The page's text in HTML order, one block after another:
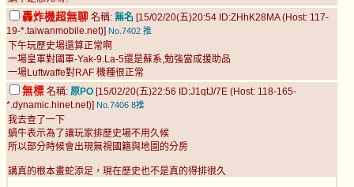
轟炸機超無聊 名稱: 無名 [15/02/20(五)20:54 ID:ZHhK28MA (Host: 117-
19-*.taiwanmobile.net)] No.7402 推
下午玩歷史場還算正常啊
一場皇軍對國軍-Yak-9.La-5還是蘇系,勉強當成援助品
一場Luftwaffe對RAF 機種很正常
無標 名稱: 原PO [15/02/20(五)22:56 ID:J1qtJ/7E (Host: 118-165-
*.dynamic.hinet.net)] No.7406 8推
我去查了一下
蝸牛表示為了讓玩家排歷史場不用久候
所以部分時候會出現無視國籍與地圖的分房
講真的根本畫蛇添足，現在歷史也不是真的得排很久